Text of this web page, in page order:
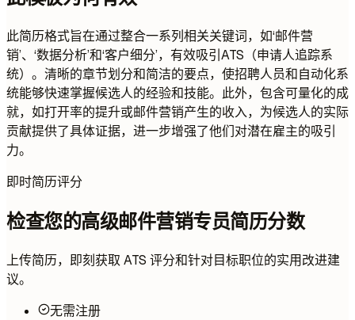
此简历格式旨在通过整合一系列相关关键词，如‘邮件营
销’、‘数据分析’和‘客户细分’，有效吸引ATS（申请人追踪系
统）。清晰的章节划分和简洁的要点，使招聘人员和自动化系
统能够快速掌握候选人的经验和技能。此外，包含可量化的成
就，如打开率的提升或邮件营销产生的收入，为候选人的实际
贡献提供了具体证据，进一步增强了他们对潜在雇主的吸引
力。
即时简历评分
检查您的高级邮件营销专员简历分数
上传简历，即刻获取 ATS 评分和针对目标职位的实用改进建
议。
无需注册